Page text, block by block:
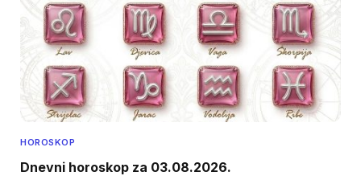
HOROSKOP
Dnevni horoskop za 03.08.2026.